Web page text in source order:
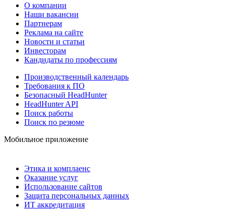
О компании
Наши вакансии
Партнерам
Реклама на сайте
Новости и статьи
Инвесторам
Кандидаты по профессиям
Производственный календарь
Требования к ПО
Безопасный HeadHunter
HeadHunter API
Поиск работы
Поиск по резюме
Мобильное приложение
Этика и комплаенс
Оказание услуг
Использование сайтов
Защита персональных данных
ИТ аккредитация